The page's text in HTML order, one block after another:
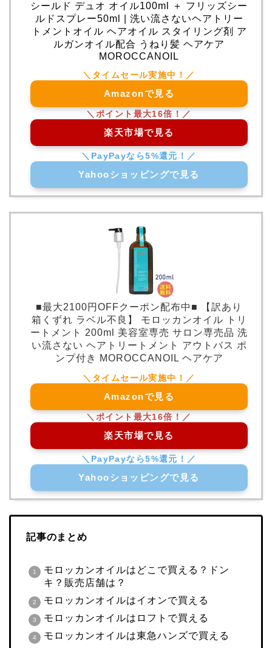
シールド デュオ オイル100ml ＋ フリッズシー
ルドスプレー50ml | 洗い流さないヘアトリー
トメントオイル ヘアオイル スタイリング剤 ア
ルガンオイル配合 うねり髪 ヘアケア
MOROCCANOIL
Amazonで見る
楽天市場で見る
Yahooショッピングで見る
■最大2100円OFFクーポン配布中■ 【訳あり
箱くずれ ラベル不良】 モロッカンオイル トリ
ートメント 200ml 美容室専売 サロン専売品 洗
い流さない ヘアトリートメント アウトバス ポ
ンプ付き MOROCCANOIL ヘアケア
Amazonで見る
楽天市場で見る
Yahooショッピングで見る
記事のまとめ
モロッカンオイルはどこで買える？ドン
キ？販売店舗は？
モロッカンオイルはイオンで買える
モロッカンオイルはロフトで買える
モロッカンオイルは東急ハンズで買える